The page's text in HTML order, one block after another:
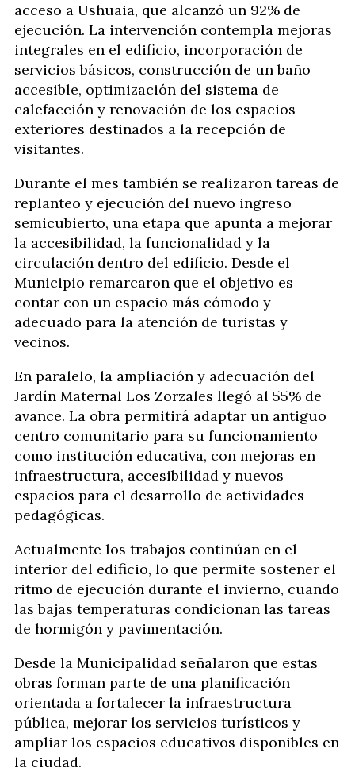
acceso a Ushuaia, que alcanzó un 92% de
ejecución. La intervención contempla mejoras
integrales en el edificio, incorporación de
servicios básicos, construcción de un baño
accesible, optimización del sistema de
calefacción y renovación de los espacios
exteriores destinados a la recepción de
visitantes.
Durante el mes también se realizaron tareas de
replanteo y ejecución del nuevo ingreso
semicubierto, una etapa que apunta a mejorar
la accesibilidad, la funcionalidad y la
circulación dentro del edificio. Desde el
Municipio remarcaron que el objetivo es
contar con un espacio más cómodo y
adecuado para la atención de turistas y
vecinos.
En paralelo, la ampliación y adecuación del
Jardín Maternal Los Zorzales llegó al 55% de
avance. La obra permitirá adaptar un antiguo
centro comunitario para su funcionamiento
como institución educativa, con mejoras en
infraestructura, accesibilidad y nuevos
espacios para el desarrollo de actividades
pedagógicas.
Actualmente los trabajos continúan en el
interior del edificio, lo que permite sostener el
ritmo de ejecución durante el invierno, cuando
las bajas temperaturas condicionan las tareas
de hormigón y pavimentación.
Desde la Municipalidad señalaron que estas
obras forman parte de una planificación
orientada a fortalecer la infraestructura
pública, mejorar los servicios turísticos y
ampliar los espacios educativos disponibles en
la ciudad.